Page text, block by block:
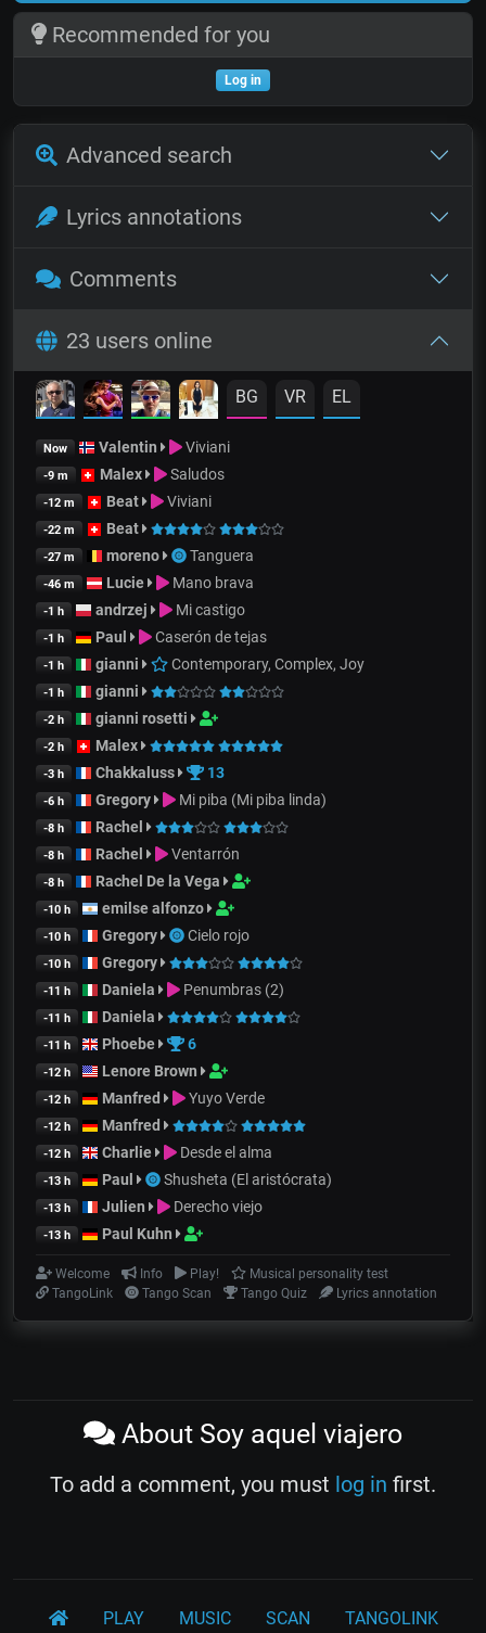
Recommended for you
Log in
Advanced search
Lyrics annotations
Comments
23 users online
BG VR EL
Now Valentin Viviani
-9 m Malex Saludos
-12 m Beat Viviani
-22 m Beat
-27 m moreno Tanguera
-46 m Lucie Mano brava
-1 h andrzej Mi castigo
-1 h Paul Caserón de tejas
-1 h gianni Contemporary, Complex, Joy
-1 h gianni
-2 h gianni rosetti
-2 h Malex
-3 h Chakkaluss 13
-6 h Gregory Mi piba (Mi piba linda)
-8 h Rachel
-8 h Rachel Ventarrón
-8 h Rachel De la Vega
-10 h emilse alfonzo
-10 h Gregory Cielo rojo
-10 h Gregory
-11 h Daniela Penumbras (2)
-11 h Daniela
-11 h Phoebe 6
-12 h Lenore Brown
-12 h Manfred Yuyo Verde
-12 h Manfred
-12 h Charlie Desde el alma
-13 h Paul Shusheta (El aristócrata)
-13 h Julien Derecho viejo
-13 h Paul Kuhn
Welcome Info Play!
Musical personality test
TangoLink
Tango Scan Tango Quiz Lyrics annotation
About Soy aquel viajero
To add a comment, you must log in first.
PLAY MUSIC SCAN TANGOLINK